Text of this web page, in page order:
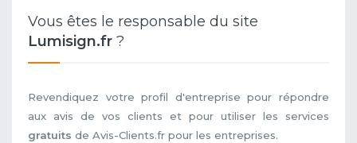
Vous êtes le responsable du site
Lumisign.fr ?
Revendiquez votre profil d'entreprise pour répondre
aux avis de vos clients et pour utiliser les services
gratuits de Avis-Clients.fr pour les entreprises.